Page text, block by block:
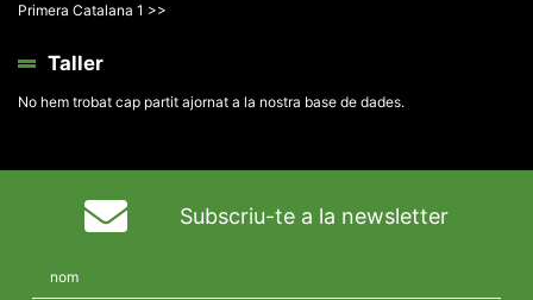
Primera Catalana 1 >>
Taller
No hem trobat cap partit ajornat a la nostra base de dades.
Subscriu-te a la newsletter